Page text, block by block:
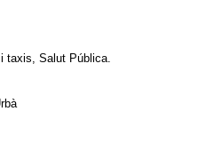
taxis, Salut Pública.